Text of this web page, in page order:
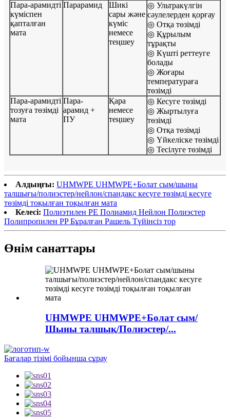
Пара-арамидті
күміспен
қапталған
мата
Парарамид
Шикі
сары және
күміс
немесе
теңшеу
◎ Ультракүлгін
сәулелерден қорғау
◎ Отқа төзімді
◎ Құрылым
тұрақты
◎ Күшті реттеуге
болады
◎ Жоғары
температураға
төзімді
Пара-арамидті
тозуға төзімді
мата
Пара-
арамид +
ПУ
Қара
немесе
теңшеу
◎ Кесуге төзімді
◎ Жыртылуға
төзімді
◎ Отқа төзімді
◎ Үйкеліске төзімді
◎ Тесілуге ​​төзімді
Алдыңғы: UHMWPE UHMWPE+Болат сым/шыны
талшығы/полиэстер/нейлон/спандакс кесуге төзімді кесуге
төзімді тоқылған тоқылған мата
Келесі: Полиэтилен PE Полиамид Нейлон Полиэстер
Полипропилен PP Бұралған Рашель Түйінсіз тор
Өнім санаттары
UHMWPE UHMWPE+Болат сым/
Шыны талшық/Полиэстер/...
Бағалар тізімі бойынша сұрау